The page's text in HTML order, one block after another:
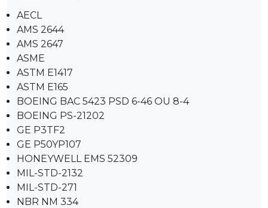
AECL
AMS 2644
AMS 2647
ASME
ASTM E1417
ASTM E165
BOEING BAC 5423 PSD 6-46 OU 8-4
BOEING PS-21202
GE P3TF2
GE P50YP107
HONEYWELL EMS 52309
MIL-STD-2132
MIL-STD-271
NBR NM 334